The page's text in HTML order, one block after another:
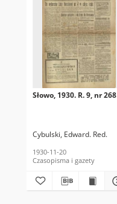
Słowo, 1930. R. 9, nr 268
Cybulski, Edward. Red.
1930-11-20
Czasopisma i gazety